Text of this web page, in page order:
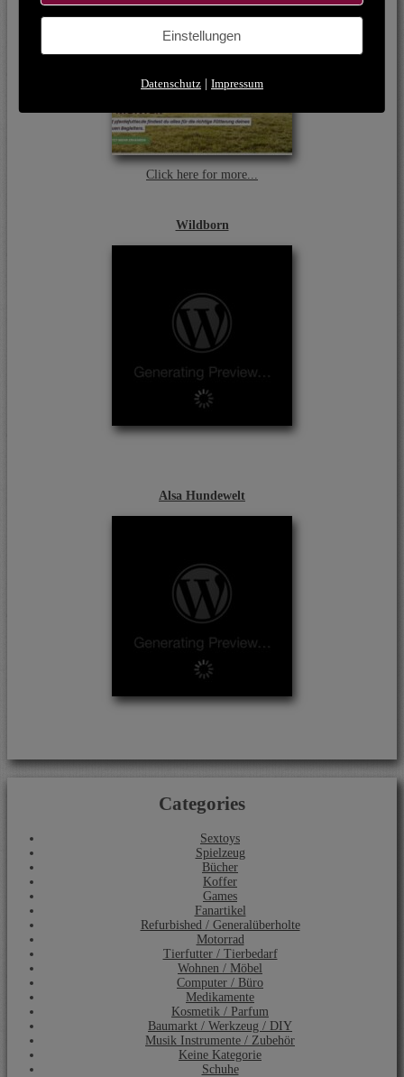
Click here for more...
Wildborn
Alsa Hundewelt
Categories
Sextoys
Spielzeug
Bücher
Koffer
Games
Fanartikel
Refurbished / Generalüberholte
Motorrad
Tierfutter / Tierbedarf
Wohnen / Möbel
Computer / Büro
Medikamente
Kosmetik / Parfum
Baumarkt / Werkzeug / DIY
Musik Instrumente / Zubehör
Keine Kategorie
Schuhe
Einstellungen
Datenschutz| Impressum